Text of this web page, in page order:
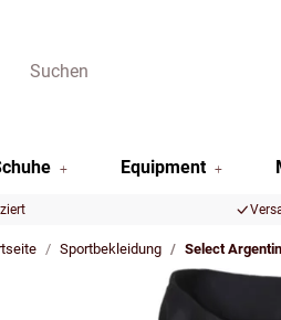
Equipment
Sportbekleidung Select